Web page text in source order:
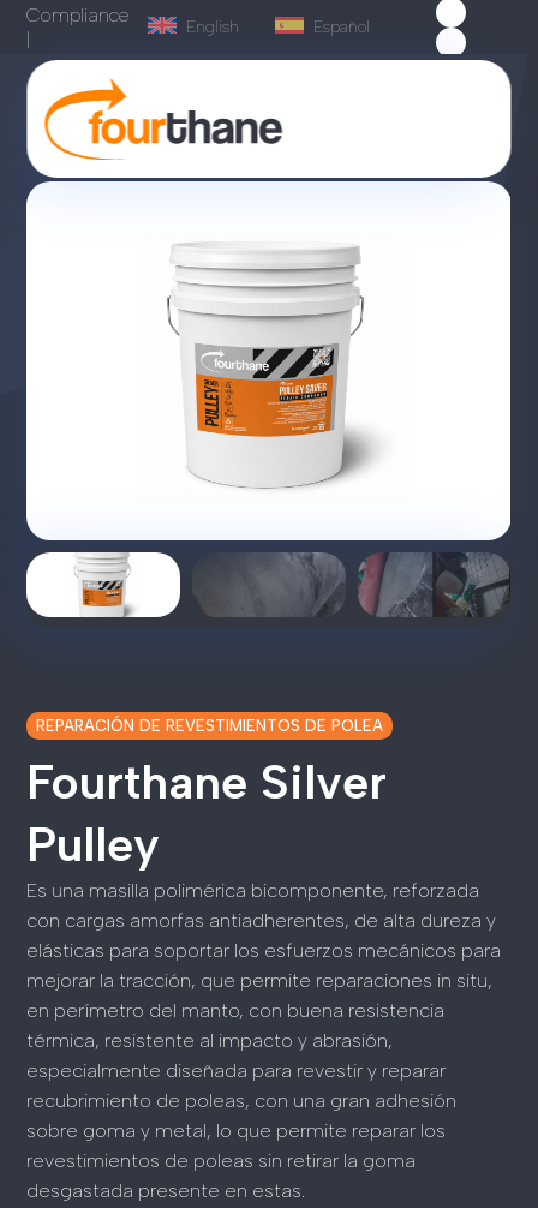
Compliance
|
English Español
REPARACIÓN DE REVESTIMIENTOS DE POLEA
Fourthane Silver
Pulley
Es una masilla polimérica bicomponente, reforzada
con cargas amorfas antiadherentes, de alta dureza y
elásticas para soportar los esfuerzos mecánicos para
mejorar la tracción, que permite reparaciones in situ,
en perímetro del manto, con buena resistencia
térmica, resistente al impacto y abrasión,
especialmente diseñada para revestir y reparar
recubrimiento de poleas, con una gran adhesión
sobre goma y metal, lo que permite reparar los
revestimientos de poleas sin retirar la goma
desgastada presente en estas.